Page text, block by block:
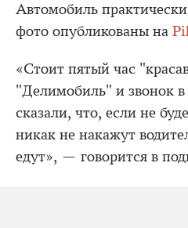
Автомобиль
фото опубликованы на
«Стоит пятый час
"Делимобиль" и звонок
сказали, что, если не
никак не накажут
едут», — говорится в